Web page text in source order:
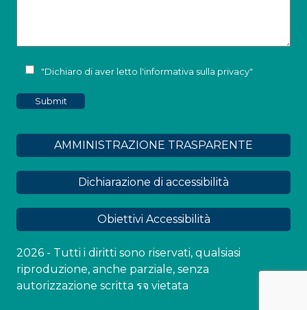
"Dichiaro di aver letto l'informativa sulla privacy"
AMMINISTRAZIONE TRASPARENTE
Dichiarazione di accessibilità
Obiettivi Accessibilità
2026 - Tutti i diritti sono riservati, qualsiasi
riproduzione, anche parziale, senza
autorizzazione scritta รจ vietata